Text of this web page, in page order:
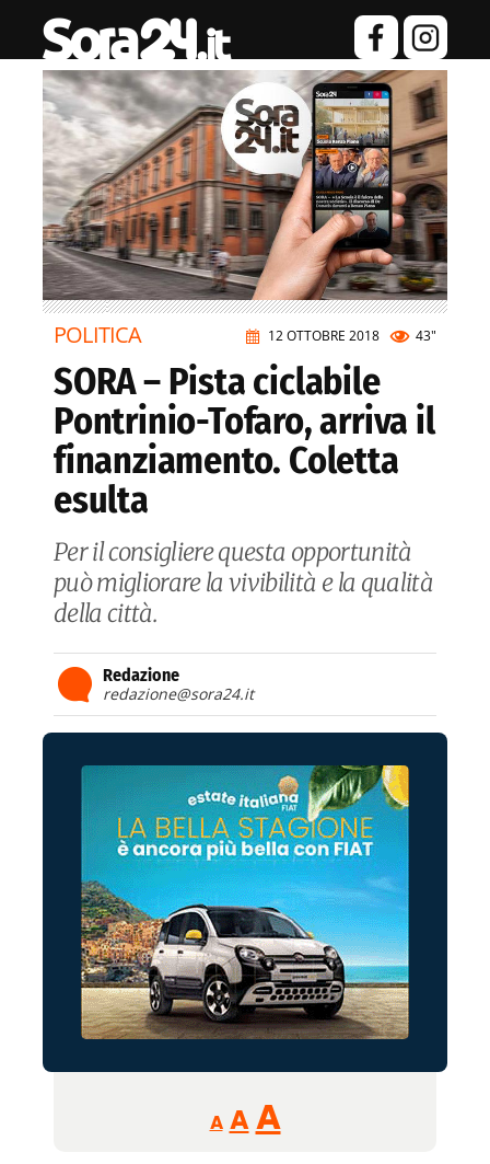
12 OTTOBRE 2018 43"
POLITICA
SORA – Pista ciclabile
Pontrinio-Tofaro, arriva il
finanziamento. Coletta
esulta
Per il consigliere questa opportunità
può migliorare la vivibilità e la qualità
della città.
Redazione
redazione@sora24.it
A
Reducir
tamaño
A Restablecer
AAumentar